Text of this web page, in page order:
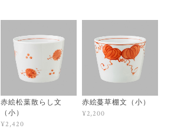
赤絵松葉散らし文
（小）
¥2,420
赤絵蔓草棚文（小）
¥2,200